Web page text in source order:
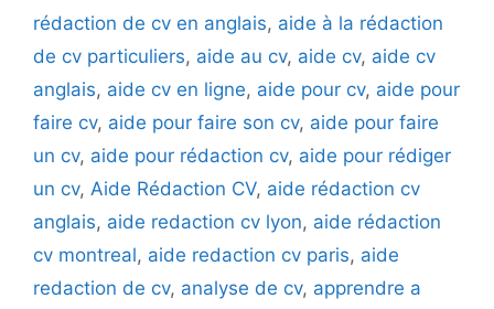
rédaction de cv en anglais, aide à la rédaction
de cv particuliers, aide au cv, aide cv, aide cv
anglais, aide cv en ligne, aide pour cv, aide pour
faire cv, aide pour faire son cv, aide pour faire
un cv, aide pour rédaction cv, aide pour rédiger
un cv, Aide Rédaction CV, aide rédaction cv
anglais, aide redaction cv lyon, aide rédaction
cv montreal, aide redaction cv paris, aide
redaction de cv, analyse de cv, apprendre a